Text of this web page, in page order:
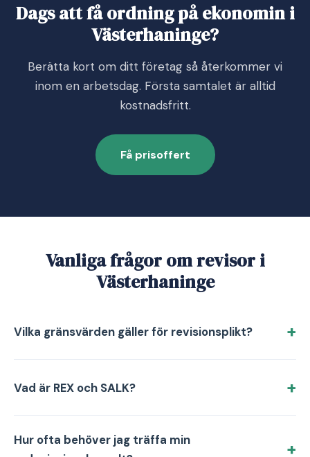
Dags att få ordning på ekonomin i
Västerhaninge?
Berätta kort om ditt företag så återkommer vi
inom en arbetsdag. Första samtalet är alltid
kostnadsfritt.
Få prisoffert
Vanliga frågor om revisor i
Västerhaninge
Vilka gränsvärden gäller för revisionsplikt?
Vad är REX och SALK?
Hur ofta behöver jag träffa min